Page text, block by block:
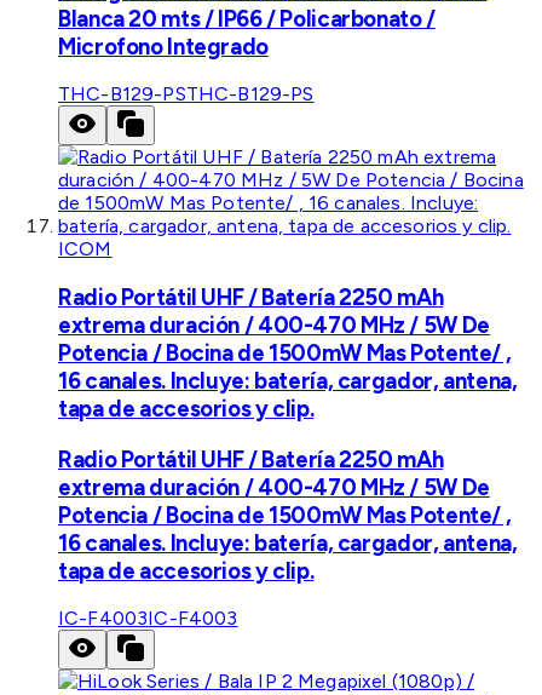
Blanca 20 mts / IP66 / Policarbonato /
Microfono Integrado
THC-B129-PSTHC-B129-PS
ICOM
Radio Portátil UHF / Batería 2250 mAh
extrema duración / 400-470 MHz / 5W De
Potencia / Bocina de 1500mW Mas Potente/ ,
16 canales. Incluye: batería, cargador, antena,
tapa de accesorios y clip.
Radio Portátil UHF / Batería 2250 mAh
extrema duración / 400-470 MHz / 5W De
Potencia / Bocina de 1500mW Mas Potente/ ,
16 canales. Incluye: batería, cargador, antena,
tapa de accesorios y clip.
IC-F4003IC-F4003